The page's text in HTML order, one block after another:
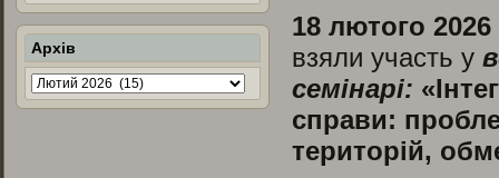
Архів
Архів
18 лютого 2026
взяли участь у
семінарі:
справи:
територій,